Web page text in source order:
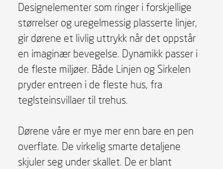
Designelementer som ringer i forskjellige
størrelser og uregelmessig plasserte linjer,
gir dørene et livlig uttrykk når det oppstår
en imaginær bevegelse. Dynamikk passer i
de fleste miljøer. Både Linjen og Sirkelen
pryder entreen i de fleste hus, fra
teglsteinsvillaer til trehus.
Dørene våre er mye mer enn bare en pen
overflate. De virkelig smarte detaljene
skjuler seg under skallet. De er blant